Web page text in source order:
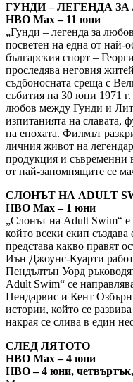
ГУНДИ – ЛЕГЕНДА
HBO Max – 11 юни
„Гунди – легенда за
посветен на една от най-
българския спорт –
проследява неговия
съдбоносната среща с
събития на 30 юни 1971
любов между Гунди и
изпитанията на славата,
на епохата. Филмът
личния живот на
продукция и съвременни
от най-запомнящите се
СЛОНЪТ НА ADULT
HBO Max – 1 юни
„Слонът на Adult Swim“
който всеки екип
представа какво правят
Иън Джоунс-Куарти
Пендълтън Уорд
Adult Swim“ се
Пендарвис и Кент Озбърн
истории, който се
накрая се слива в един
СЛЕД ЛЯТОТО
HBO Max – 4 юни
HBO – 4 юни,